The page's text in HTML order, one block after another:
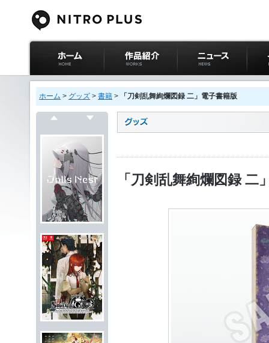
ニトロプラス公式
サイト ホーム
作品紹介 ニュース イベ
ホーム > グッズ > 書籍 > 「刀剣乱舞絢爛図録 二」電子書籍版
「刀剣乱舞絢爛図録 二